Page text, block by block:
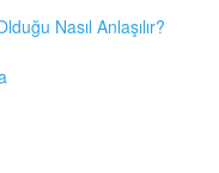
Nasıl Anlaşılır?